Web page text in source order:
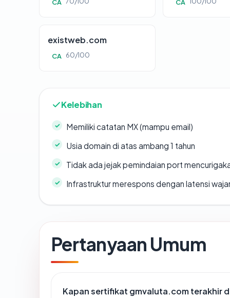
CA CA
existweb.com
CA 60/100
Kelebihan
Memiliki catatan MX (mampu email)
Usia domain di atas ambang 1 tahun
Tidak ada jejak pemindaian port
Infrastruktur merespons dengan latensi
Pertanyaan Umum
Kapan sertifikat gmvaluta.com terakhir